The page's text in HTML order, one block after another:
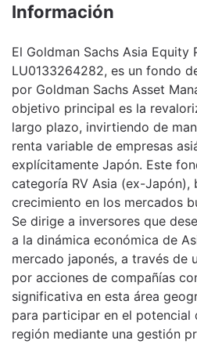
Información
El Goldman Sachs Asia Equity
LU0133264282, es un fondo
por Goldman Sachs Asset
objetivo principal es la
largo plazo, invirtiendo de
renta variable de empresas
explícitamente Japón. Este
categoría RV Asia (ex-
crecimiento en los mercados
Se dirige a inversores que
a la dinámica económica de
mercado japonés, a través de
por acciones de compañías
significativa en esta área
para participar en el potencial
región mediante una gestión